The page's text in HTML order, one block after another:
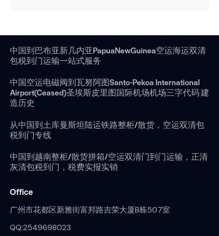
中国到巴布亚新几内亚PapuaNewGuinea空运海运双清
包税到门运输一站式服务
中国空运电磁阀到瓦努阿图Santo-Pekoa International
Airport(Ceased)圣埃斯皮里图国际机场机场三字代码 建
造历史
从中国到土库曼斯坦陆运铁路整柜/散货，空运双清包
税到门专线
中国到越南整柜/散货拼箱/空运双清门到门运输，正清
灰清包税到门，税费实报实销
Office
广州市花都区新雅街富邦路吉荣大厦B栋507室
QQ:2549698023